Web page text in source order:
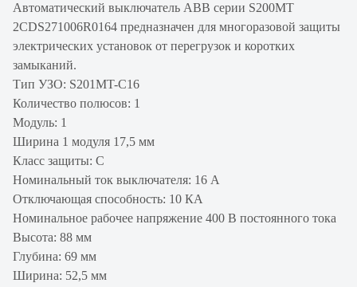
Автоматический выключатель ABB серии S200MT
2CDS271006R0164 предназначен для многоразовой защиты
электрических установок от перегрузок и коротких
замыканий.
Тип УЗО: S201MT-C16
Количество полюсов: 1
Модуль: 1
Ширина 1 модуля 17,5 мм
Класс защиты: C
Номинальный ток выключателя: 16 А
Отключающая способность: 10 КА
Номинальное рабочее напряжение 400 В постоянного тока
Высота: 88 мм
Глубина: 69 мм
Ширина: 52,5 мм